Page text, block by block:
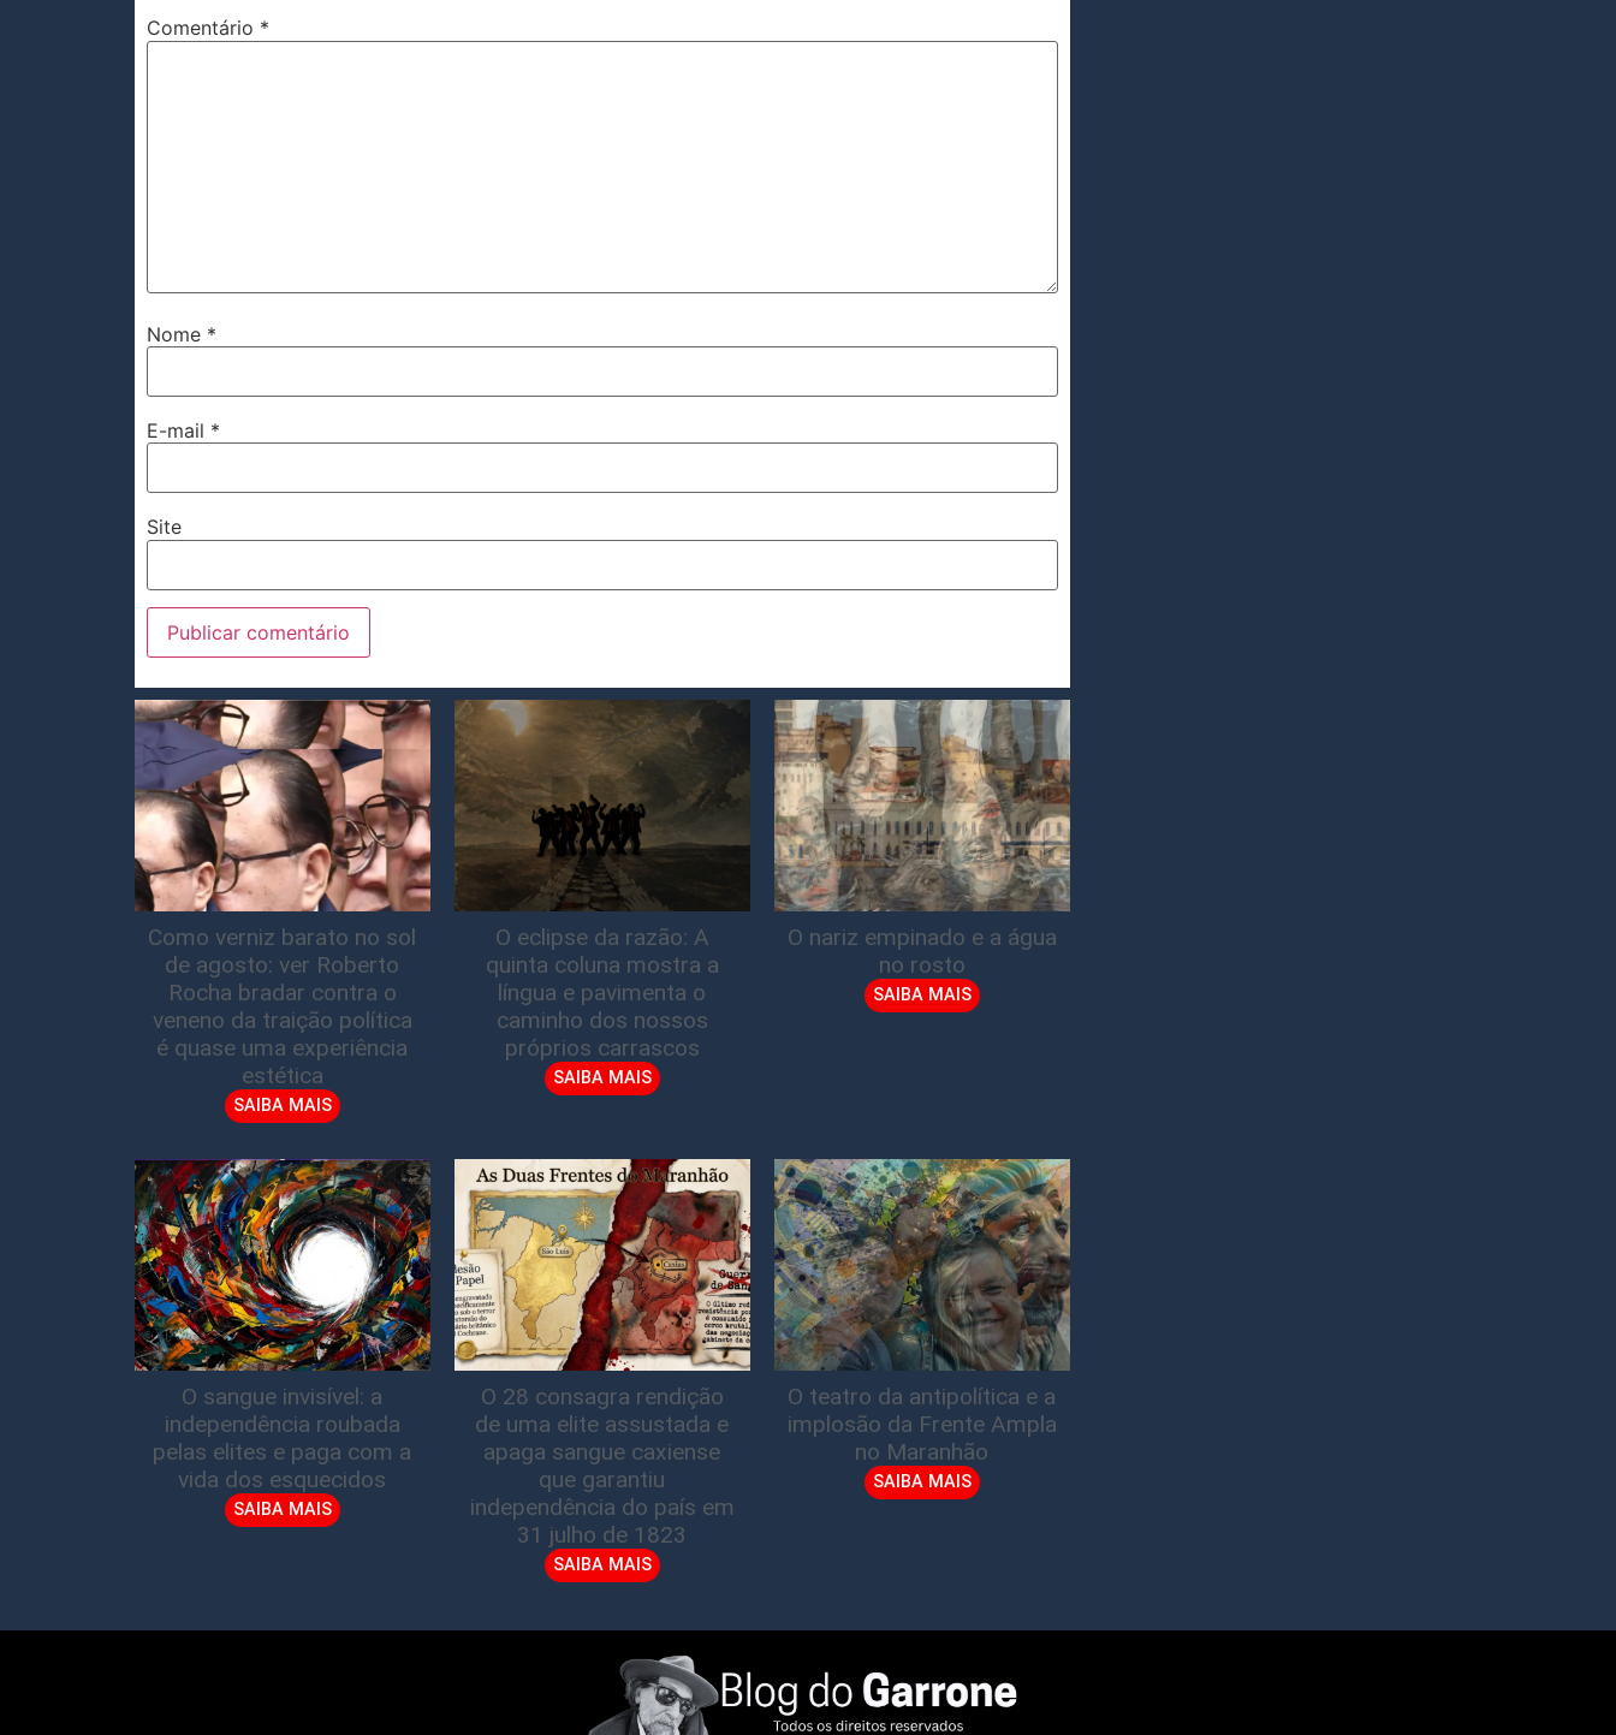
Comentário *
Nome *
E-mail *
Site
Como verniz barato no sol
de agosto: ver Roberto
Rocha bradar contra o
veneno da traição política
é quase uma experiência
estética
SAIBA MAIS
O eclipse da razão: A
quinta coluna mostra a
língua e pavimenta o
caminho dos nossos
próprios carrascos
SAIBA MAIS
O nariz empinado e a água
no rosto
SAIBA MAIS
O sangue invisível: a
independência roubada
pelas elites e paga com a
vida dos esquecidos
SAIBA MAIS
O 28 consagra rendição
de uma elite assustada e
apaga sangue caxiense
que garantiu
independência do país em
31 julho de 1823
SAIBA MAIS
O teatro da antipolítica e a
implosão da Frente Ampla
no Maranhão
SAIBA MAIS